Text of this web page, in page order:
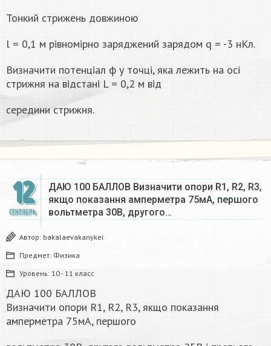
Тонкий стрижень довжиною
l = 0,1 м рівномірно заряджений зарядом q = -3 нКл.
Визначити потенціал ф у точці, яка лежить на осі
стрижня на відстані L = 0,2 м від
середини стрижня.
12
СЕНТЯБРЬ
ДАЮ 100 БАЛЛОВ Визначити опори R1, R2, R3,
якщо показання амперметра 75мА, першого
вольтметра 30В, другого…
Автор: bakalaevakanykei
Предмет: Физика
Уровень: 10 - 11 класс
ДАЮ 100 БАЛЛОВ
Визначити опори R1, R2, R3, якщо показання
амперметра 75мА, першого